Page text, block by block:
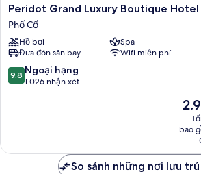
Peridot
Grand
Luxury
Boutique
Hotel
Phố
Cổ
Peridot Grand Luxury Boutique Hotel
Phố Cổ
Hồ bơi
Spa
Đưa đón sân bay
Wifi miễn phí
9.8
trên
xét
9,8 Ngoại hạng
1.026 nhận xét
Giá
hiện
tại
bao
So sánh những nơi lưu